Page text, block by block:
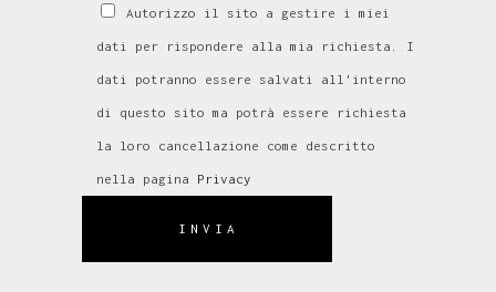
Autorizzo il sito a gestire i miei
dati per rispondere alla mia richiesta. I
dati potranno essere salvati all'interno
di questo sito ma potrà essere richiesta
la loro cancellazione come descritto
nella pagina Privacy
INVIA